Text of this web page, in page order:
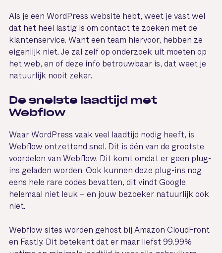
Als je een WordPress website hebt, weet je vast wel
dat het heel lastig is om contact te zoeken met de
klantenservice. Want een team hiervoor, hebben ze
eigenlijk niet. Je zal zelf op onderzoek uit moeten op
het web, en of deze info betrouwbaar is, dat weet je
natuurlijk nooit zeker.
De snelste laadtijd met
Webflow
Waar WordPress vaak veel laadtijd nodig heeft, is
Webflow ontzettend snel. Dit is één van de grootste
voordelen van Webflow. Dit komt omdat er geen plug-
ins geladen worden. Ook kunnen deze plug-ins nog
eens hele rare codes bevatten, dit vindt Google
helemaal niet leuk – en jouw bezoeker natuurlijk ook
niet.
Webflow sites worden gehost bij Amazon CloudFront
en Fastly. Dit betekent dat er maar liefst 99.99%